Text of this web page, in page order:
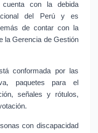
con la debida
del Perú y es
de contar con la
la Gerencia de Gestión
conformada por las
paquetes para el
señales y rótulos,
con discapacidad